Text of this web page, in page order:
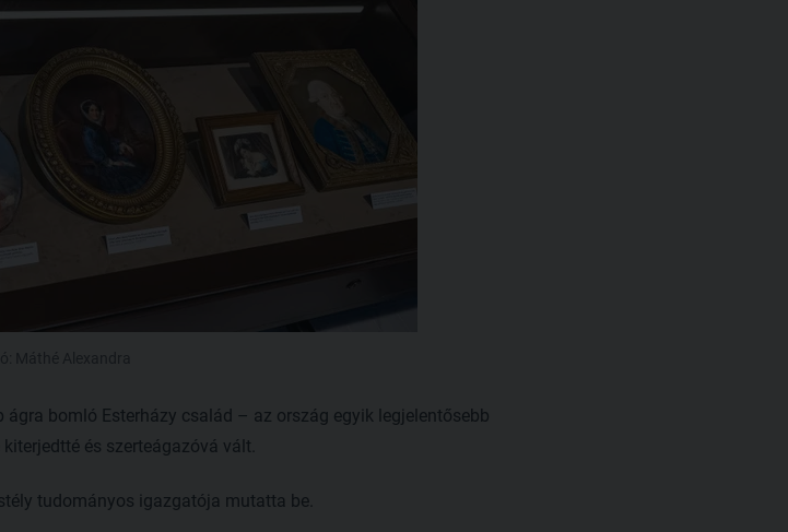
bomló Esterházy család – az ország egyik legjelentősebb
és szerteágazóvá vált.
tudományos igazgatója mutatta be.